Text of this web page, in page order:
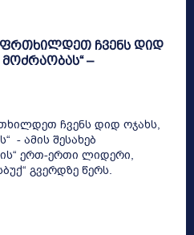
ჩვენს დიდ
–
ჩვენს დიდ ოჯახს,
- ამის შესახებ
ერთ-ერთი ლიდერი,
გვერდზე წერს.